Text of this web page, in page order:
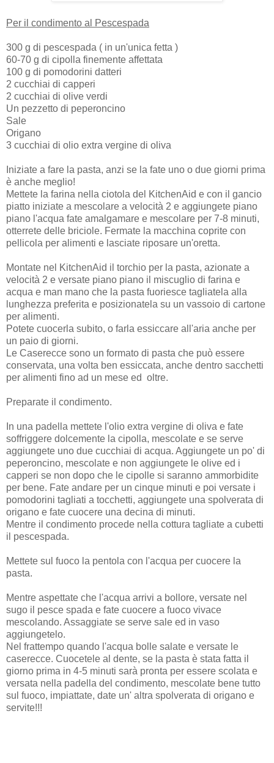
Per il condimento al Pescespada
300 g di pescespada ( in un'unica fetta )
60-70 g di cipolla finemente affettata
100 g di pomodorini datteri
2 cucchiai di capperi
2 cucchiai di olive verdi
Un pezzetto di peperoncino
Sale
Origano
3 cucchiai di olio extra vergine di oliva
Iniziate a fare la pasta, anzi se la fate uno o due giorni prima
è anche meglio!
Mettete la farina nella ciotola del KitchenAid e con il gancio
piatto iniziate a mescolare a velocità 2 e aggiungete piano
piano l'acqua fate amalgamare e mescolare per 7-8 minuti,
otterrete delle briciole. Fermate la macchina coprite con
pellicola per alimenti e lasciate riposare un'oretta.
Montate nel KitchenAid il torchio per la pasta, azionate a
velocità 2 e versate piano piano il miscuglio di farina e
acqua e man mano che la pasta fuoriesce tagliatela alla
lunghezza preferita e posizionatela su un vassoio di cartone
per alimenti.
Potete cuocerla subito, o farla essiccare all'aria anche per
un paio di giorni.
Le Caserecce sono un formato di pasta che può essere
conservata, una volta ben essiccata, anche dentro sacchetti
per alimenti fino ad un mese ed oltre.
Preparate il condimento.
In una padella mettete l'olio extra vergine di oliva e fate
soffriggere dolcemente la cipolla, mescolate e se serve
aggiungete uno due cucchiai di acqua. Aggiungete un po' di
peperoncino, mescolate e non aggiungete le olive ed i
capperi se non dopo che le cipolle si saranno ammorbidite
per bene. Fate andare per un cinque minuti e poi versate i
pomodorini tagliati a tocchetti, aggiungete una spolverata di
origano e fate cuocere una decina di minuti.
Mentre il condimento procede nella cottura tagliate a cubetti
il pescespada.
Mettete sul fuoco la pentola con l'acqua per cuocere la
pasta.
Mentre aspettate che l'acqua arrivi a bollore, versate nel
sugo il pesce spada e fate cuocere a fuoco vivace
mescolando. Assaggiate se serve sale ed in vaso
aggiungetelo.
Nel frattempo quando l'acqua bolle salate e versate le
caserecce. Cuocetele al dente, se la pasta è stata fatta il
giorno prima in 4-5 minuti sarà pronta per essere scolata e
versata nella padella del condimento, mescolate bene tutto
sul fuoco, impiattate, date un' altra spolverata di origano e
servite!!!